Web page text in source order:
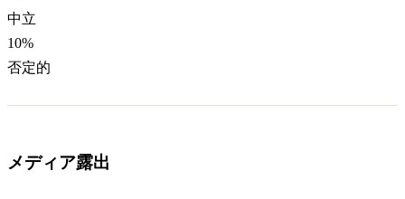
中立
10%
否定的
メディア露出